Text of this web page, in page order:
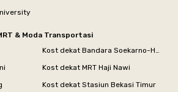
& Moda Transportasi
Kost dekat Bandara Soekarno-Hatta
Kost dekat MRT Haji Nawi
Kost dekat Stasiun Bekasi Timur